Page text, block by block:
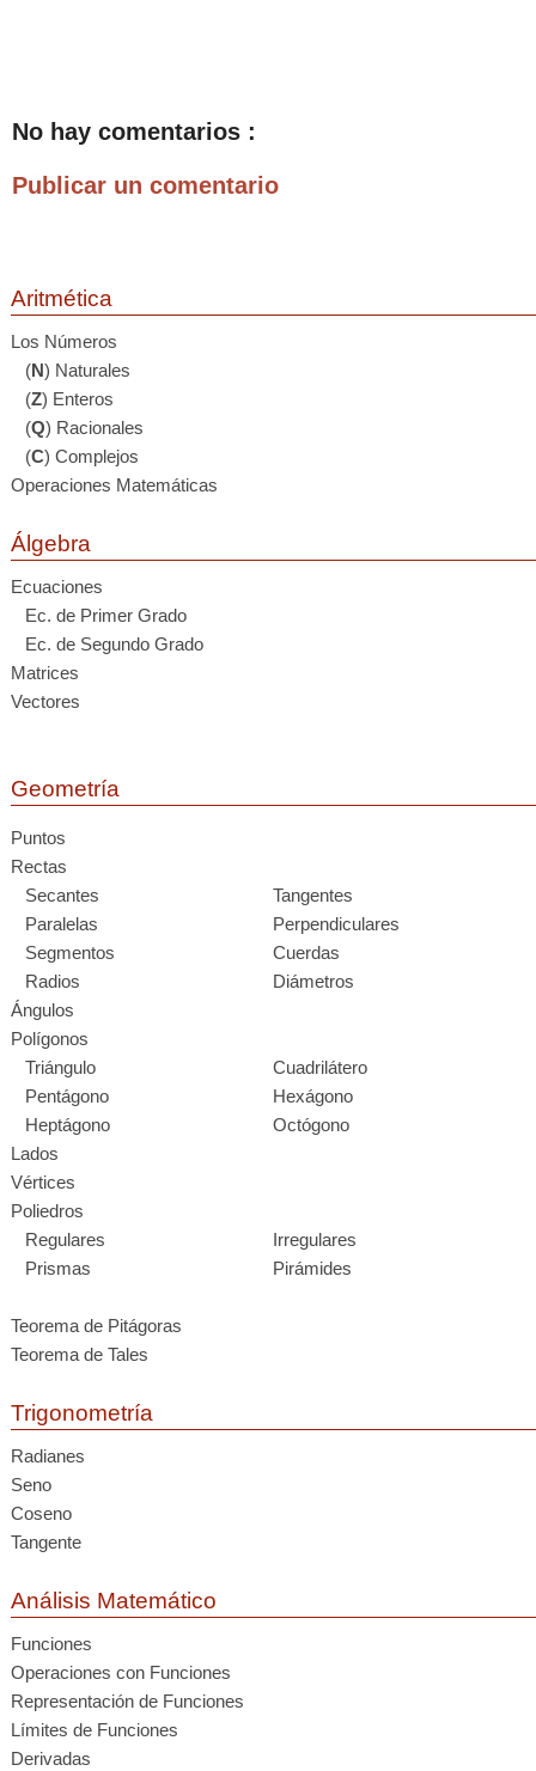
No hay comentarios :
Publicar un comentario
Aritmética
Los Números
(N) Naturales
(Z) Enteros
(Q) Racionales
(C) Complejos
Operaciones Matemáticas
Álgebra
Ecuaciones
Ec. de Primer Grado
Ec. de Segundo Grado
Matrices
Vectores
Geometría
Puntos
Rectas
Secantes
Tangentes
Paralelas
Perpendiculares
Segmentos
Cuerdas
Radios
Diámetros
Ángulos
Polígonos
Triángulo
Cuadrilátero
Pentágono
Hexágono
Heptágono
Octógono
Lados
Vértices
Poliedros
Regulares
Irregulares
Prismas
Pirámides
Teorema de Pitágoras
Teorema de Tales
Trigonometría
Radianes
Seno
Coseno
Tangente
Análisis Matemático
Funciones
Operaciones con Funciones
Representación de Funciones
Límites de Funciones
Derivadas